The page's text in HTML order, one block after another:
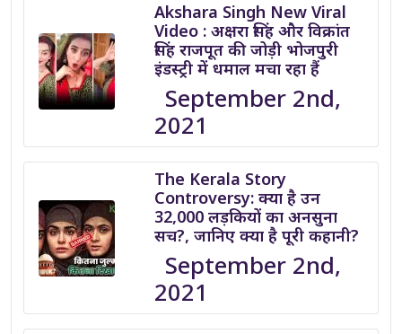
Akshara Singh New Viral
Video : अक्षरा सिंह और विक्रांत
सिंह राजपूत की जोड़ी भोजपुरी
इंडस्ट्री में धमाल मचा रहा हैं
September 2nd,
2021
The Kerala Story
Controversy: क्या है उन
32,000 लड़कियों का अनसुना
सच?, जानिए क्या है पूरी कहानी?
September 2nd,
2021